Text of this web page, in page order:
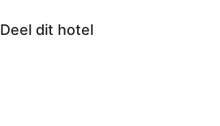
Deel dit hotel